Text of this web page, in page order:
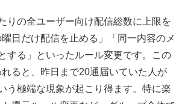
りの全ユーザー向け配信総数に上限を
日だけ配信を止める」「同一内容のメ
する」といったルール変更です。この
ると、昨日まで20通届いていた人が
う極端な現象が起こり得ます。特に楽